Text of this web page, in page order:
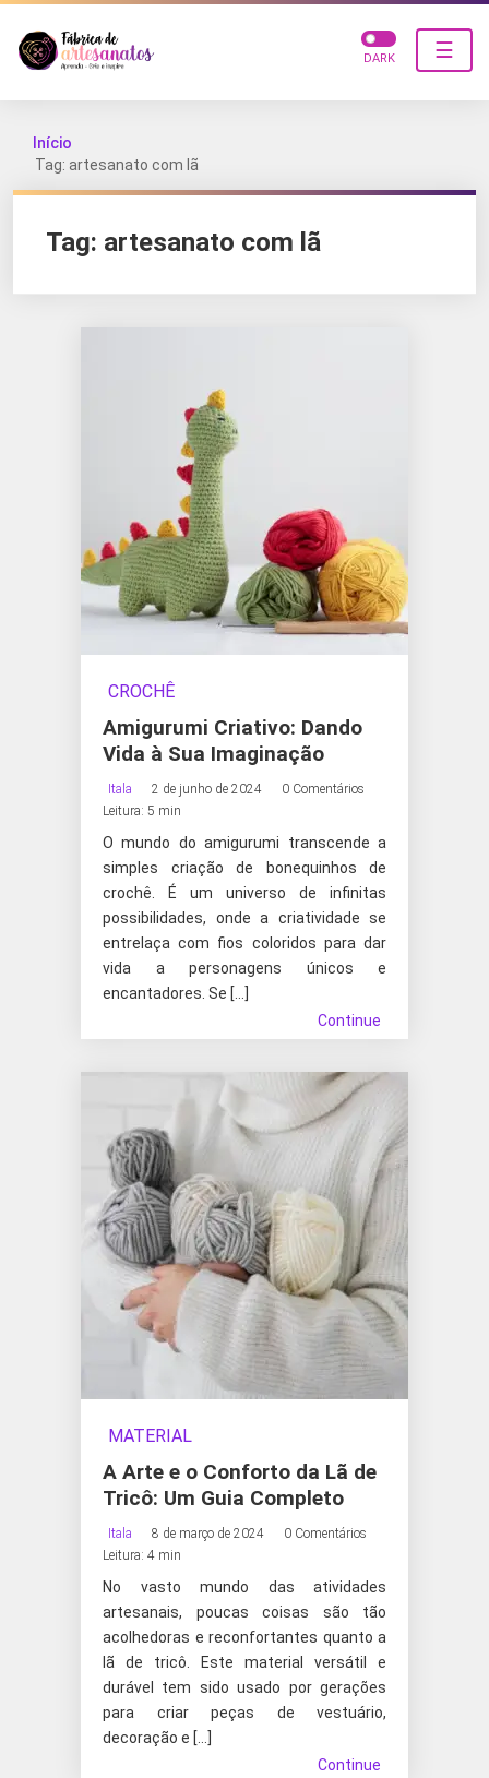
☰
DARK
Início
Tag: artesanato com lã
Tag: artesanato com lã
CROCHÊ
Amigurumi Criativo: Dando
Vida à Sua Imaginação
Itala 2 de junho de 2024
0 Comentários
Leitura: 5 min
O mundo do amigurumi transcende a
simples criação de bonequinhos de
crochê. É um universo de infinitas
possibilidades, onde a criatividade se
entrelaça com fios coloridos para dar
vida a personagens únicos e
encantadores. Se […]
Continue
MATERIAL
A Arte e o Conforto da Lã de
Tricô: Um Guia Completo
Itala 8 de março de 2024
0 Comentários
Leitura: 4 min
No vasto mundo das atividades
artesanais, poucas coisas são tão
acolhedoras e reconfortantes quanto a
lã de tricô. Este material versátil e
durável tem sido usado por gerações
para criar peças de vestuário,
decoração e […]
Continue